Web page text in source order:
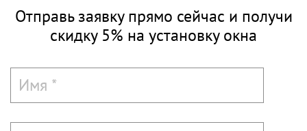
Отправь заявку прямо сейчас и получи
скидку 5% на установку окна